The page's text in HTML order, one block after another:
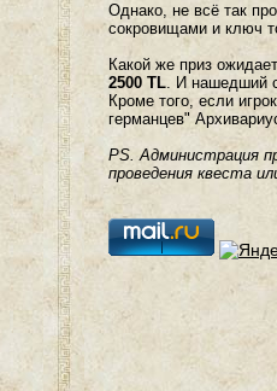
Однако, не всё так
сокровищами и ключ
Какой же приз
2500 TL. И нашедший
Кроме того, если
германцев"
PS. Администрация
проведения квеста